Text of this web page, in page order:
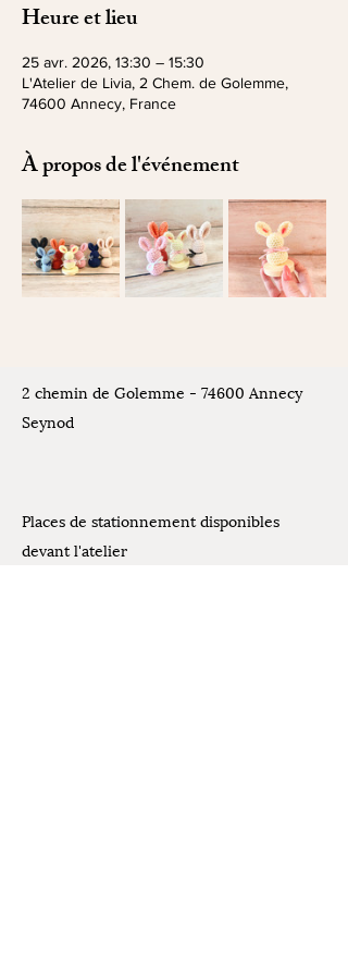
Heure et lieu
25 avr. 2026, 13:30 – 15:30
L'Atelier de Livia, 2 Chem. de Golemme,
74600 Annecy, France
À propos de l'événement
2 chemin de Golemme - 74600 Annecy
Seynod
Places de stationnement disponibles
devant l'atelier